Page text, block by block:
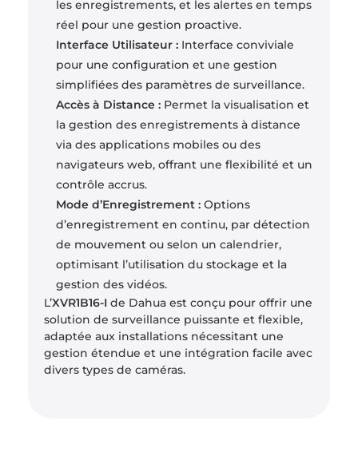
les enregistrements, et les alertes en temps
réel pour une gestion proactive.
Interface Utilisateur :Interface conviviale
pour une configuration et une gestion
simplifiées des paramètres de surveillance.
Accès à Distance :Permet la visualisation et
la gestion des enregistrements à distance
via des applications mobiles ou des
navigateurs web, offrant une flexibilité et un
contrôle accrus.
Mode d’Enregistrement :Options
d’enregistrement en continu, par détection
de mouvement ou selon un calendrier,
optimisant l’utilisation du stockage et la
gestion des vidéos.
L’XVR1B16-I de Dahua est conçu pour offrir une
solution de surveillance puissante et flexible,
adaptée aux installations nécessitant une
gestion étendue et une intégration facile avec
divers types de caméras.